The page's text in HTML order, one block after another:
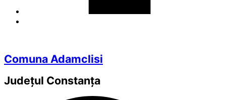
Comuna Adamclisi
Județul Constanța